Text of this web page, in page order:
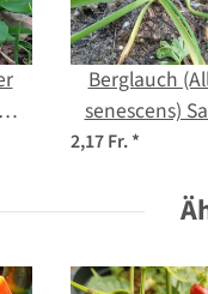
Berglauch
senescens)
2,17 Fr.*